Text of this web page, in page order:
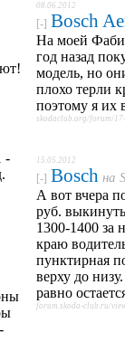
-
08.06.2012
[-] Bosch
На моей
год назад
модель, но
плохо терли
поэтому я их
skodaclub.org/forum/
15.05.2012
[-] Bosch на
А вот вчера
руб.
1300-1400 за
краю
пунктирная
верху до
равно
forum.skoda-club.ru/